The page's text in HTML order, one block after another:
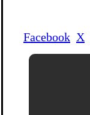
Facebook X